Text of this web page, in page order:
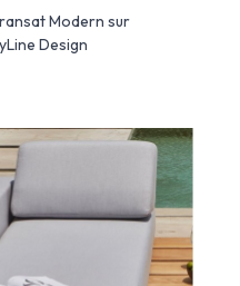
Modern sur
Design